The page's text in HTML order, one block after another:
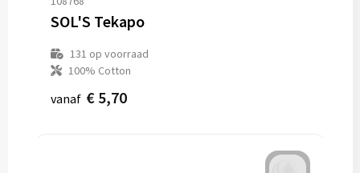
SOL'S Tekapo
131 op voorraad
100% Cotton
vanaf € 5,70